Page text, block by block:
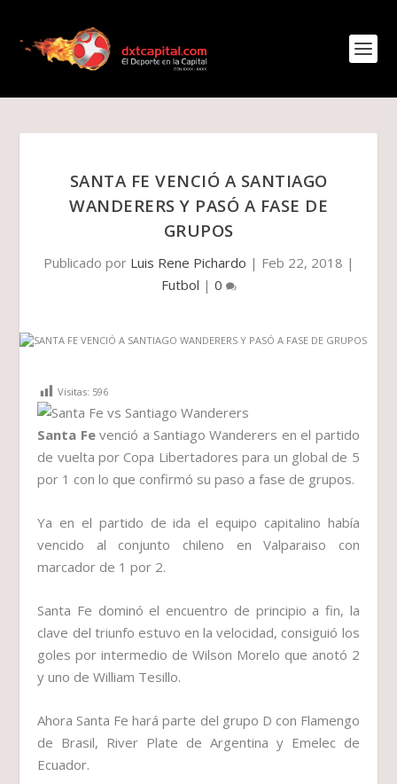
SANTA FE VENCIÓ A SANTIAGO
WANDERERS Y PASÓ A FASE DE
GRUPOS
Publicado por Luis Rene Pichardo | Feb 22, 2018 |
Futbol | 0
Visitas: 596
Santa Fevenció a Santiago Wanderers en el partido
de vuelta por Copa Libertadores para un global de 5
por 1 con lo que confirmó su paso a fase de grupos.
Ya en el partido de ida el equipo capitalino había
vencido al conjunto chileno en Valparaiso con
marcador de 1 por 2.
Santa Fe dominó el encuentro de principio a fin, la
clave del triunfo estuvo en la velocidad, consiguió los
goles por intermedio de Wilson Morelo que anotó 2
y uno de William Tesillo.
Ahora Santa Fe hará parte del grupo D con Flamengo
de Brasil, River Plate de Argentina y Emelec de
Ecuador.